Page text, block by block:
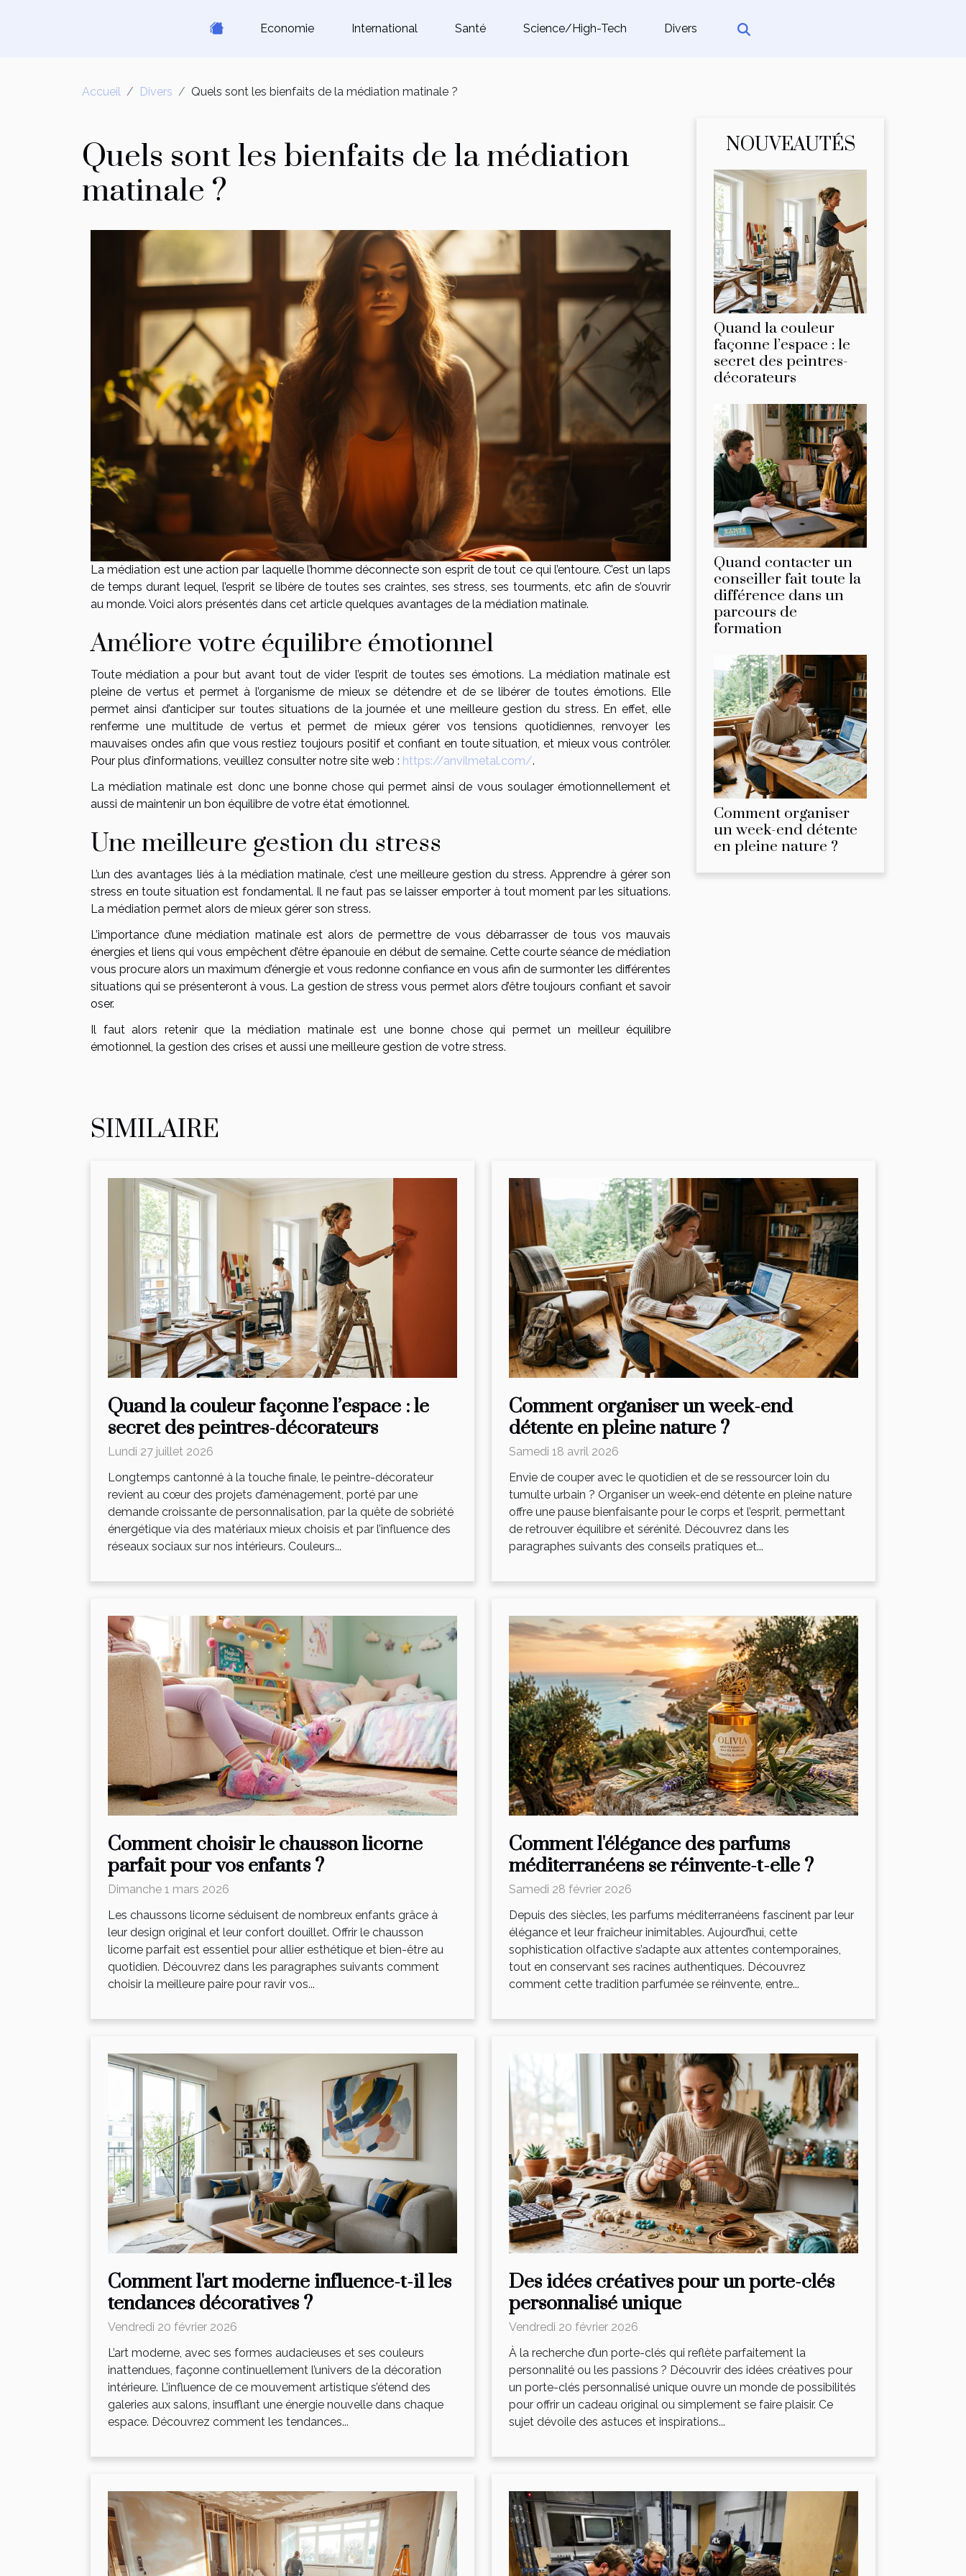
Economie International Santé Science/High-Tech Divers
Accueil Divers Quels sont les bienfaits de la médiation matinale ?
Quels sont les bienfaits de la médiation
matinale ?
La médiation est une action par laquelle l’homme déconnecte son esprit de tout ce qui l’entoure. C’est un laps
de temps durant lequel, l’esprit se libère de toutes ses craintes, ses stress, ses tourments, etc afin de s’ouvrir
au monde. Voici alors présentés dans cet article quelques avantages de la médiation matinale.
Améliore votre équilibre émotionnel
Toute médiation a pour but avant tout de vider l’esprit de toutes ses émotions. La médiation matinale est
pleine de vertus et permet à l’organisme de mieux se détendre et de se libérer de toutes émotions. Elle
permet ainsi d’anticiper sur toutes situations de la journée et une meilleure gestion du stress. En effet, elle
renferme une multitude de vertus et permet de mieux gérer vos tensions quotidiennes, renvoyer les
mauvaises ondes afin que vous restiez toujours positif et confiant en toute situation, et mieux vous contrôler.
Pour plus d’informations, veuillez consulter notre site web : https://anvilmetal.com/.
La médiation matinale est donc une bonne chose qui permet ainsi de vous soulager émotionnellement et
aussi de maintenir un bon équilibre de votre état émotionnel.
Une meilleure gestion du stress
L’un des avantages liés à la médiation matinale, c’est une meilleure gestion du stress. Apprendre à gérer son
stress en toute situation est fondamental. Il ne faut pas se laisser emporter à tout moment par les situations.
La médiation permet alors de mieux gérer son stress.
L’importance d’une médiation matinale est alors de permettre de vous débarrasser de tous vos mauvais
énergies et liens qui vous empêchent d’être épanouie en début de semaine. Cette courte séance de médiation
vous procure alors un maximum d’énergie et vous redonne confiance en vous afin de surmonter les différentes
situations qui se présenteront à vous. La gestion de stress vous permet alors d’être toujours confiant et savoir
oser.
Il faut alors retenir que la médiation matinale est une bonne chose qui permet un meilleur équilibre
émotionnel, la gestion des crises et aussi une meilleure gestion de votre stress.
NOUVEAUTÉS
Quand la couleur
façonne l’espace : le
secret des peintres-
décorateurs
Quand contacter un
conseiller fait toute la
différence dans un
parcours de
formation
Comment organiser
un week-end détente
en pleine nature ?
SIMILAIRE
Quand la couleur façonne l’espace : le
secret des peintres-décorateurs
Lundi 27 juillet 2026
Longtemps cantonné à la touche finale, le peintre-décorateur
revient au cœur des projets d’aménagement, porté par une
demande croissante de personnalisation, par la quête de sobriété
énergétique via des matériaux mieux choisis et par l’influence des
réseaux sociaux sur nos intérieurs. Couleurs...
Comment organiser un week-end
détente en pleine nature ?
Samedi 18 avril 2026
Envie de couper avec le quotidien et de se ressourcer loin du
tumulte urbain ? Organiser un week-end détente en pleine nature
offre une pause bienfaisante pour le corps et l’esprit, permettant
de retrouver équilibre et sérénité. Découvrez dans les
paragraphes suivants des conseils pratiques et...
Comment choisir le chausson licorne
parfait pour vos enfants ?
Dimanche 1 mars 2026
Les chaussons licorne séduisent de nombreux enfants grâce à
leur design original et leur confort douillet. Offrir le chausson
licorne parfait est essentiel pour allier esthétique et bien-être au
quotidien. Découvrez dans les paragraphes suivants comment
choisir la meilleure paire pour ravir vos...
Comment l'élégance des parfums
méditerranéens se réinvente-t-elle ?
Samedi 28 février 2026
Depuis des siècles, les parfums méditerranéens fascinent par leur
élégance et leur fraîcheur inimitables. Aujourd’hui, cette
sophistication olfactive s’adapte aux attentes contemporaines,
tout en conservant ses racines authentiques. Découvrez
comment cette tradition parfumée se réinvente, entre...
Comment l'art moderne influence-t-il les
tendances décoratives ?
Vendredi 20 février 2026
L’art moderne, avec ses formes audacieuses et ses couleurs
inattendues, façonne continuellement l’univers de la décoration
intérieure. L’influence de ce mouvement artistique s’étend des
galeries aux salons, insufflant une énergie nouvelle dans chaque
espace. Découvrez comment les tendances...
Des idées créatives pour un porte-clés
personnalisé unique
Vendredi 20 février 2026
À la recherche d’un porte-clés qui reflète parfaitement la
personnalité ou les passions ? Découvrir des idées créatives pour
un porte-clés personnalisé unique ouvre un monde de possibilités
pour offrir un cadeau original ou simplement se faire plaisir. Ce
sujet dévoile des astuces et inspirations...